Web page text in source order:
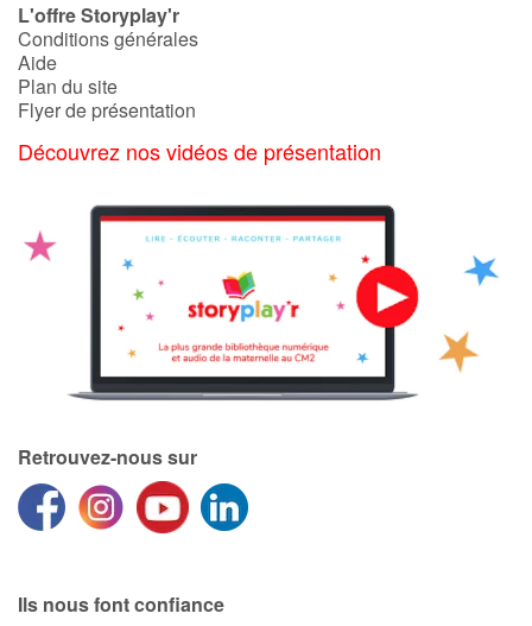
L'offre Storyplay'r
Conditions générales
Aide
Plan du site
Flyer de présentation
Découvrez nos vidéos de présentation
Retrouvez-nous sur
Ils nous font confiance